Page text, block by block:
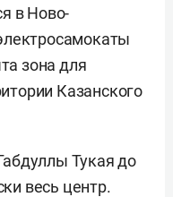
в Ново-
зона для
Казанского
Тукая до
весь центр.